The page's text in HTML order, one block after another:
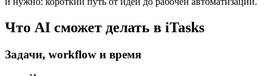
Дальше совместимый AI-клиент сам получает всё
необходимое для работы. В большинстве случаев именно это
и нужно: короткий путь от идеи до рабочей автоматизации.
Что AI сможет делать в iTasks